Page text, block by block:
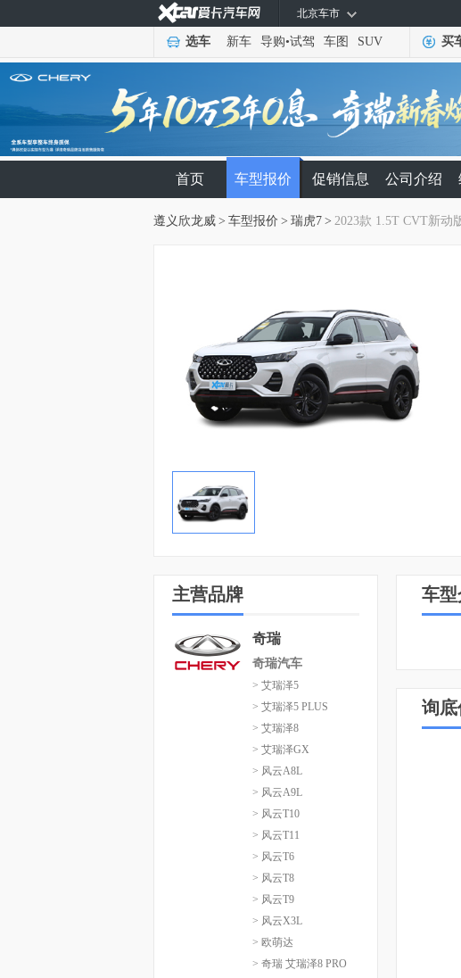
北京车市
选车 新车 导购•试驾 车图 SUV 买
首页 车型报价 促销信息 公司介绍
遵义欣龙威 > 车型报价 > 瑞虎7 > 2023款 1.5T CVT新动
主营品牌
奇瑞
奇瑞汽车
> 艾瑞泽5
> 艾瑞泽5 PLUS
> 艾瑞泽8
> 艾瑞泽GX
> 风云A8L
> 风云A9L
> 风云T10
> 风云T11
> 风云T6
> 风云T8
> 风云T9
> 风云X3L
> 欧萌达
> 奇瑞 艾瑞泽8 PRO
车型
询底